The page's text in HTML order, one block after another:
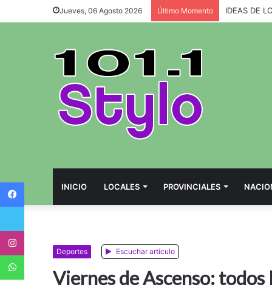
Jueves, 06 Agosto 2026 Último Momento IDEAS DE
INICIO LOCALES PROVINCIALES
Deportes Escuchar artículo
Viernes de Ascenso:
Twitter
WhatsApp